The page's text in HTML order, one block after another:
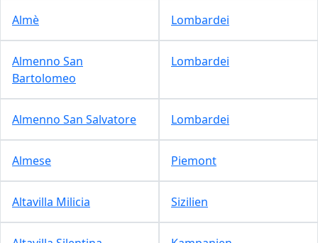
Almè Lombardei
Almenno San
Bartolomeo
Lombardei
Almenno San Salvatore Lombardei
Almese Piemont
Altavilla Milicia Sizilien